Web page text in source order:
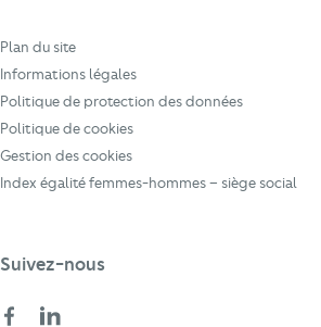
Plan du site
Informations légales
Politique de protection des données
Politique de cookies
Gestion des cookies
Index égalité femmes-hommes – siège social
Suivez-nous
FacebookLinkedIn